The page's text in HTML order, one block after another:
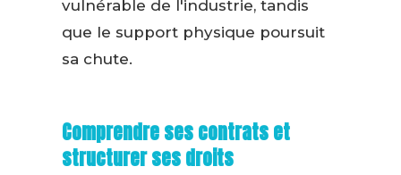
vulnérable de l'industrie, tandis
que le support physique poursuit
sa chute.
Comprendre ses contrats et
structurer ses droits